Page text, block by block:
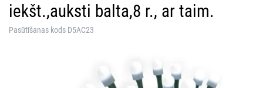
iekšt.,auksti balta,8 r., ar taim.
Pasūtīšanas kods D5AC23